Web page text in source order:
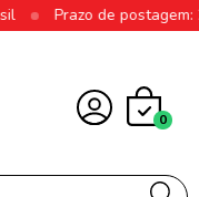
Prazo de postagem: 2
0